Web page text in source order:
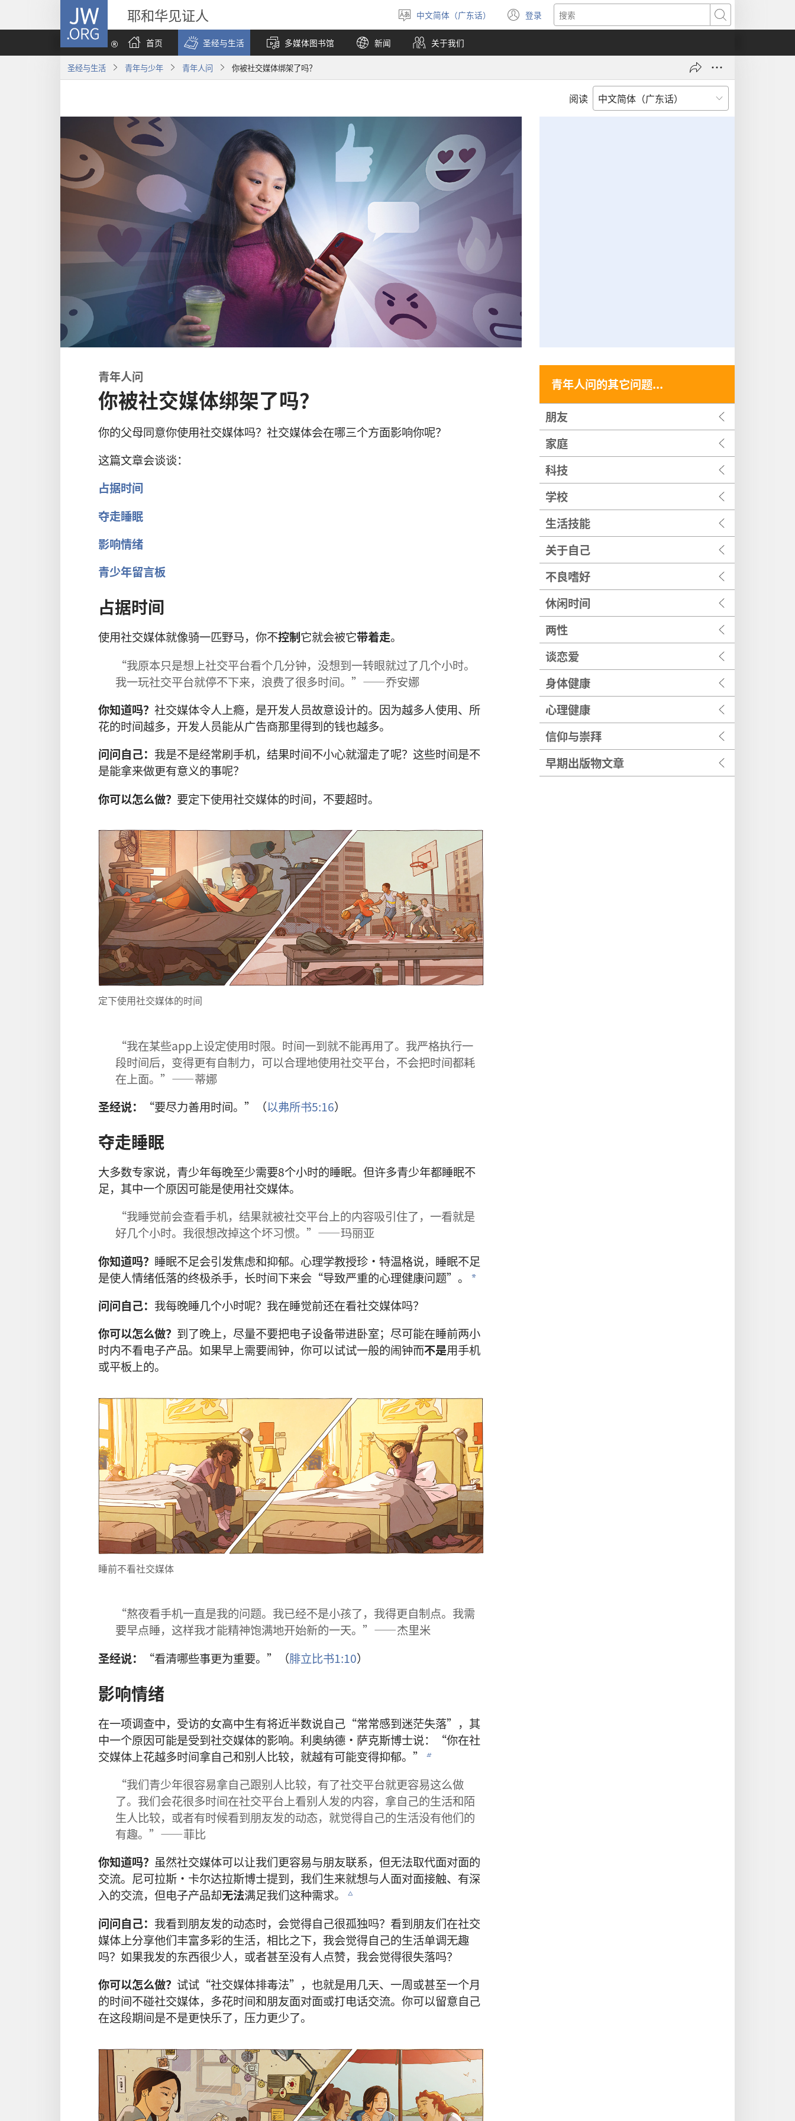
JW.ORG 耶和华见证人
选
择
语
言
中文简体（广东话） 登录
（打
开
窗
搜
索
首页
圣经与生活 多媒体图书馆 新闻 关于我们
圣经与生活 青年与少年 青年人问 你被社交媒体绑架了吗？
阅读
青年人问
你被社交媒体绑架了吗？
你的父母同意你使用社交媒体吗？社交媒体会在哪三个方面影响你呢？
这篇文章会谈谈：
占据时间
夺走睡眠
影响情绪
青少年留言板
占据时间
使用社交媒体就像骑一匹野马，你不控制它就会被它带着走。
“我原本只是想上社交平台看个几分钟，没想到一转眼就过了几个小时。
我一玩社交平台就停不下来，浪费了很多时间。”——乔安娜
你知道吗？ 社交媒体令人上瘾，是开发人员故意设计的。因为越多人使用、所
花的时间越多，开发人员能从广告商那里得到的钱也越多。
问问自己： 我是不是经常刷手机，结果时间不小心就溜走了呢？这些时间是不
是能拿来做更有意义的事呢？
你可以怎么做？ 要定下使用社交媒体的时间，不要超时。
定下使用社交媒体的时间
“我在某些app上设定使用时限。时间一到就不能再用了。我严格执行一
段时间后，变得更有自制力，可以合理地使用社交平台，不会把时间都耗
在上面。”——蒂娜
圣经说：
“要尽力善用时间。”（以弗所书5:16）
夺走睡眠
大多数专家说，青少年每晚至少需要8个小时的睡眠。但许多青少年都睡眠不
足，其中一个原因可能是使用社交媒体。
“我睡觉前会查看手机，结果就被社交平台上的内容吸引住了，一看就是
好几个小时。我很想改掉这个坏习惯。”——玛丽亚
你知道吗？ 睡眠不足会引发焦虑和抑郁。心理学教授珍·特温格说，睡眠不足
是使人情绪低落的终极杀手，长时间下来会“导致严重的心理健康问题”。
a
问问自己： 我每晚睡几个小时呢？我在睡觉前还在看社交媒体吗？
你可以怎么做？ 到了晚上，尽量不要把电子设备带进卧室；尽可能在睡前两小
时内不看电子产品。如果早上需要闹钟，你可以试试一般的闹钟而不是用手机
或平板上的。
睡前不看社交媒体
“熬夜看手机一直是我的问题。我已经不是小孩了，我得更自制点。我需
要早点睡，这样我才能精神饱满地开始新的一天。”——杰里米
圣经说：
“看清哪些事更为重要。”（腓立比书1:10）
影响情绪
在一项调查中，受访的女高中生有将近半数说自己“常常感到迷茫失落”，其
中一个原因可能是受到社交媒体的影响。利奥纳德·萨克斯博士说：“你在社
交媒体上花越多时间拿自己和别人比较，就越有可能变得抑郁。”
b
“我们青少年很容易拿自己跟别人比较，有了社交平台就更容易这么做
了。我们会花很多时间在社交平台上看别人发的内容，拿自己的生活和陌
生人比较，或者有时候看到朋友发的动态，就觉得自己的生活没有他们的
有趣。”——菲比
你知道吗？ 虽然社交媒体可以让我们更容易与朋友联系，但无法取代面对面的
交流。尼可拉斯·卡尔达拉斯博士提到，我们生来就想与人面对面接触、有深
入的交流，但电子产品却无法满足我们这种需求。 c
问问自己： 我看到朋友发的动态时，会觉得自己很孤独吗？看到朋友们在社交
媒体上分享他们丰富多彩的生活，相比之下，我会觉得自己的生活单调无趣
吗？如果我发的东西很少人，或者甚至没有人点赞，我会觉得很失落吗？
你可以怎么做？ 试试“社交媒体排毒法”，也就是用几天、一周或甚至一个月
的时间不碰社交媒体，多花时间和朋友面对面或打电话交流。你可以留意自己
在这段期间是不是更快乐了，压力更少了。
青年人问的其它问题...
朋友
家庭
科技
学校
生活技能
关于自己
不良嗜好
休闲时间
两性
谈恋爱
身体健康
心理健康
信仰与崇拜
早期出版物文章